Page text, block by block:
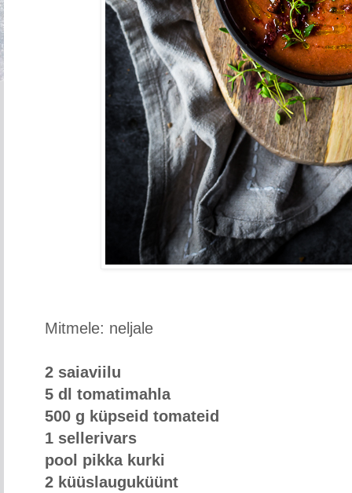
Mitmele: neljale
2 saiaviilu
5 dl tomatimahla
500 g küpseid tomateid
1 sellerivars
pool pikka kurki
2 küüslauguküünt